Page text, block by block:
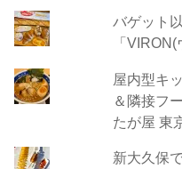
バゲット
「VIRON(
屋内型キ
＆隣接フ
たが屋 東
新大久保